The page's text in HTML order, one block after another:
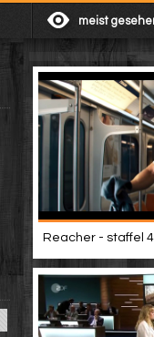
meist
Reacher - staffel